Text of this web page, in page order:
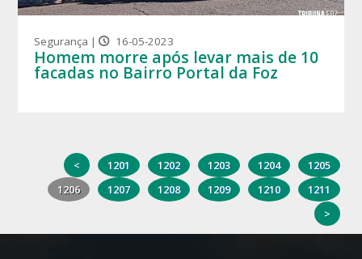
Segurança | 16-05-2023
Homem morre após levar mais de 10
facadas no Bairro Portal da Foz
< 1201 1202 1203 1204
1205
1206
1207 1208 1209 1210
1211
>